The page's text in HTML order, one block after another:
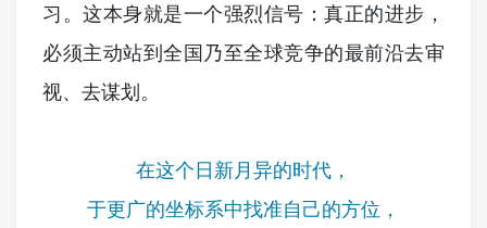
习。这本身就是一个强烈信号：真正的进步，
必须主动站到全国乃至全球竞争的最前沿去审
视、去谋划。
在这个日新月异的时代，
于更广的坐标系中找准自己的方位，